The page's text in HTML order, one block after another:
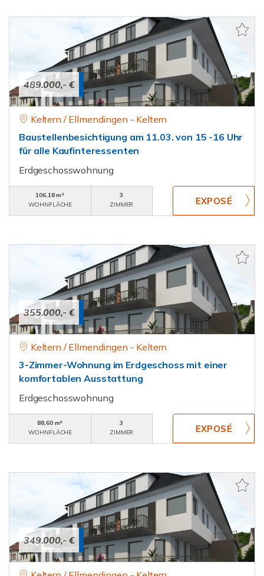
489.000,- €
Keltern / Ellmendingen - Keltern
Baustellenbesichtigung am 11.03. von 15 -16 Uhr
für alle Kaufinteressenten
Erdgeschosswohnung
106,18 m²
WOHNFLÄCHE
3
ZIMMER
355.000,- €
Keltern / Ellmendingen - Keltern
3-Zimmer-Wohnung im Erdgeschoss mit einer
komfortablen Ausstattung
Erdgeschosswohnung
88,60 m²
WOHNFLÄCHE
3
ZIMMER
349.000,- €